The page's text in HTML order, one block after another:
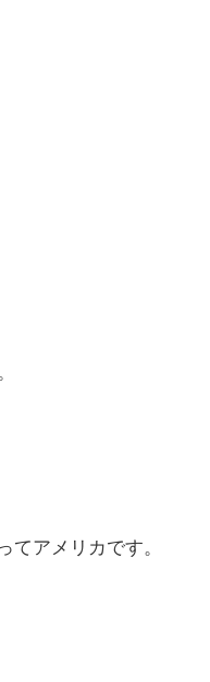
アメリカです。